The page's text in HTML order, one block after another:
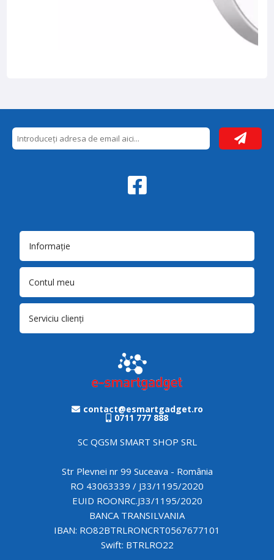
Informație
Contul meu
Serviciu clienți
contact@esmartgadget.ro
0711 777 888
SC QGSM SMART SHOP SRL
Str Plevnei nr 99 Suceava - România
RO 43063339 / J33/1195/2020
EUID ROONRC.J33/1195/2020
BANCA TRANSILVANIA
IBAN: RO82BTRLRONCRT0567677101
Swift: BTRLRO22